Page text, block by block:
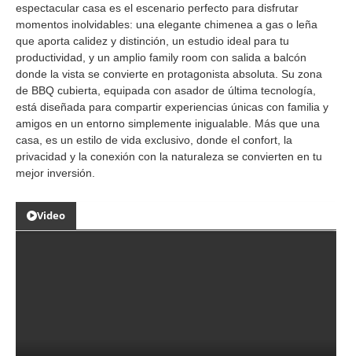
espectacular casa es el escenario perfecto para disfrutar
momentos inolvidables: una elegante chimenea a gas o leña
que aporta calidez y distinción, un estudio ideal para tu
productividad, y un amplio family room con salida a balcón
donde la vista se convierte en protagonista absoluta. Su zona
de BBQ cubierta, equipada con asador de última tecnología,
está diseñada para compartir experiencias únicas con familia y
amigos en un entorno simplemente inigualable. Más que una
casa, es un estilo de vida exclusivo, donde el confort, la
privacidad y la conexión con la naturaleza se convierten en tu
mejor inversión.
Video